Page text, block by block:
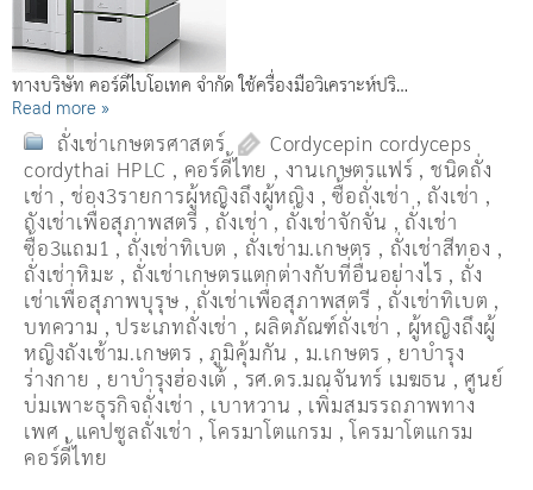
ทางบริษัท คอร์ดี้ไบโอเทค จำกัด ใช้ครื่องมือวิเคราะห์ปริ…
Read more »
ถั่งเช่าเกษตรศาสตร์
Cordycepin cordyceps
cordythai HPLC , คอร์ดี้ไทย , งานเกษตรแฟร์ , ชนิดถั่ง
เช่า , ช่อง3รายการผู้หญิงถึงผู้หญิง ,ซื้อถั่งเช่า , ถังเช่า ,
ถังเช่าเพื่อสุภาพสตรี , ถั่งเช่า , ถั่งเช่าจักจั่น , ถั่งเช่า
ซื้อ3แถม1 , ถั่งเช่าทิเบต , ถั่งเช่าม.เกษตร , ถั่งเช่าสีทอง ,
ถั่งเช่าหิมะ , ถั่งเช่าเกษตรแตกต่างกับที่อื่นอย่างไร , ถั่ง
เช่าเพื่อสุภาพบุรุษ , ถั่งเช่าเพื่อสุภาพสตรี , ถั่่งเช่าทิเบต ,
บทความ ,ประเภทถั่งเช่า , ผลิตภัณฑ์ถั่งเช่า , ผู้หญิงถึงผู้
หญิงถังเช้าม.เกษตร ,ภูมิคุ้มกัน , ม.เกษตร , ยาบำรุง
ร่างกาย , ยาบำรุงฮ่องเต้ , รศ.ดร.มณจันทร์ เมฆธน , ศูนย์
บ่มเพาะธุรกิจถั่งเช่า , เบาหวาน , เพิ่มสมรรถภาพทาง
เพศ , แคปซูลถั่งเช่า ,โครมาโตแกรม ,โครมาโตแกรม
คอร์ดี้ไทย